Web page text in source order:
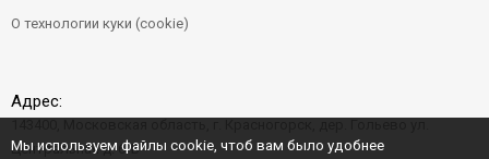
О технологии куки (cookie)
Адрес:
Центральная д. 6"Б"
Мы используем файлы cookie, чтоб вам было удобнее